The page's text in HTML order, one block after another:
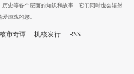
史等各个层面的知识和故事，它们同时也会辐射
游戏的您。
核市奇谭 机核发行 RSS